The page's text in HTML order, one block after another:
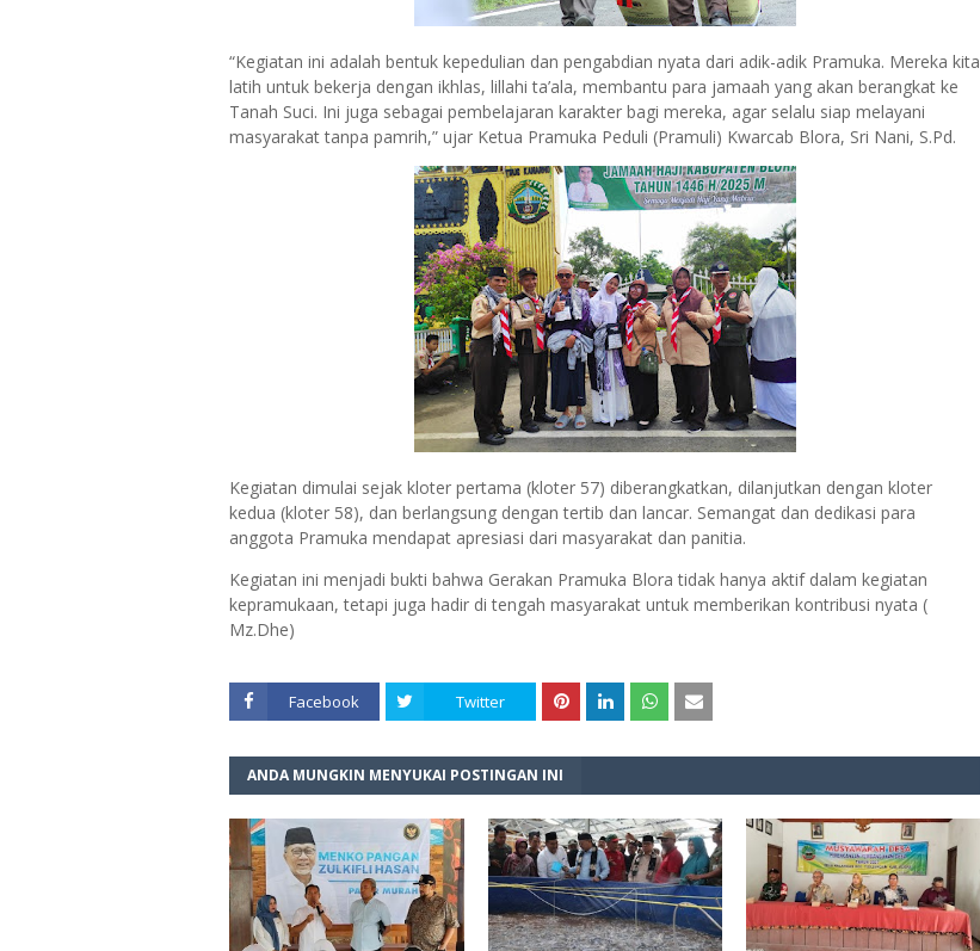
“Kegiatan ini adalah bentuk kepedulian dan pengabdian nyata dari adik-adik Pramuka. Mereka kita
latih untuk bekerja dengan ikhlas, lillahi ta’ala, membantu para jamaah yang akan berangkat ke
Tanah Suci. Ini juga sebagai pembelajaran karakter bagi mereka, agar selalu siap melayani
masyarakat tanpa pamrih,” ujar Ketua Pramuka Peduli (Pramuli) Kwarcab Blora, Sri Nani, S.Pd.
Kegiatan dimulai sejak kloter pertama (kloter 57) diberangkatkan, dilanjutkan dengan kloter
kedua (kloter 58), dan berlangsung dengan tertib dan lancar. Semangat dan dedikasi para
anggota Pramuka mendapat apresiasi dari masyarakat dan panitia.
Kegiatan ini menjadi bukti bahwa Gerakan Pramuka Blora tidak hanya aktif dalam kegiatan
kepramukaan, tetapi juga hadir di tengah masyarakat untuk memberikan kontribusi nyata (
Mz.Dhe)
Facebook Twitter
ANDA MUNGKIN MENYUKAI POSTINGAN INI